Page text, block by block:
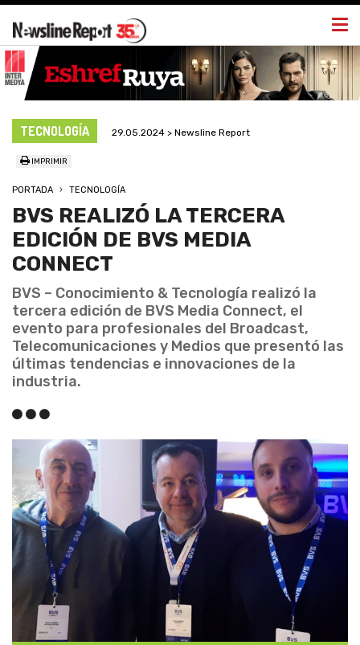
TECNOLOGÍA 29.05.2024 > Newsline Report
IMPRIMIR
PORTADA TECNOLOGÍA
BVS REALIZÓ LA TERCERA
EDICIÓN DE BVS MEDIA
CONNECT
BVS – Conocimiento & Tecnología realizó la
tercera edición de BVS Media Connect, el
evento para profesionales del Broadcast,
Telecomunicaciones y Medios que presentó las
últimas tendencias e innovaciones de la
industria.